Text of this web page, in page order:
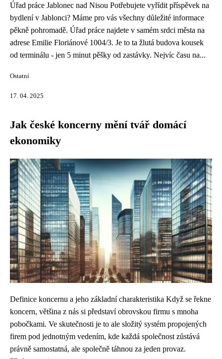
Úřad práce Jablonec nad Nisou Potřebujete vyřídit příspěvek na
bydlení v Jablonci? Máme pro vás všechny důležité informace
pěkně pohromadě. Úřad práce najdete v samém srdci města na
adrese Emilie Floriánové 1004/3. Je to ta žlutá budova kousek
od terminálu - jen 5 minut pěšky od zastávky. Nejvíc času na...
Ostatní
17. 04. 2025
Jak české koncerny mění tvář domácí
ekonomiky
Definice koncernu a jeho základní charakteristika Když se řekne
koncern, většina z nás si představí obrovskou firmu s mnoha
pobočkami. Ve skutečnosti je to ale složitý systém propojených
firem pod jednotným vedením, kde každá společnost zůstává
právně samostatná, ale společně táhnou za jeden provaz.